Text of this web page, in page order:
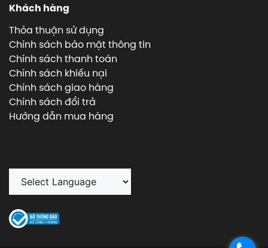
Khách hàng
Thỏa thuận sử dụng
Chính sách bảo mật thông tin
Chính sách thanh toán
Chính sách khiếu nại
Chính sách giao hàng
Chính sách đổi trả
Hướng dẫn mua hàng